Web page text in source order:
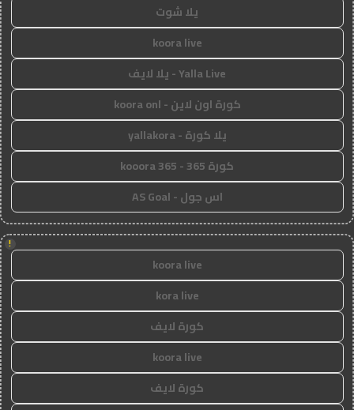
يلا شوت
koora live
Yalla Live - يلا لايف
كورة اون لاين - koora onl
يلا كورة - yallakora
كورة 365 - kooora 365
اس جول - AS Goal
!
koora live
kora live
كورة لايف
koora live
كورة لايف